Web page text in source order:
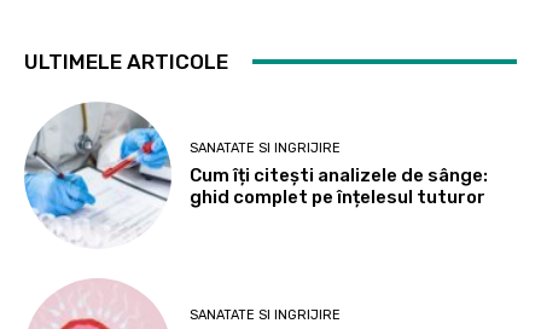
ULTIMELE ARTICOLE
SANATATE SI INGRIJIRE
Cum îți citești analizele de sânge:
ghid complet pe înțelesul tuturor
SANATATE SI INGRIJIRE